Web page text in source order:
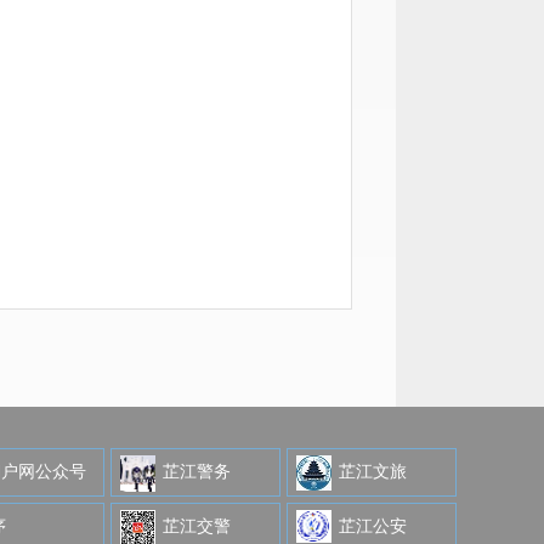
网公众号 芷江警务 芷江文旅
芷江交警 芷江公安